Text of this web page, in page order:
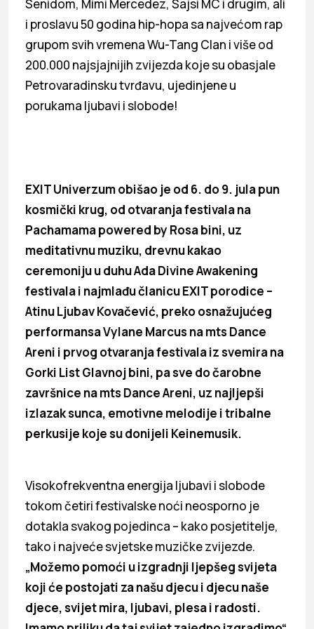
Senidom, Mimi Mercedez, Sajsi MC i drugim, ali
i proslavu 50 godina hip-hopa sa najvećom rap
grupom svih vremena Wu-Tang Clan i više od
200.000 najsjajnijih zvijezda koje su obasjale
Petrovaradinsku tvrđavu, ujedinjene u
porukama ljubavi i slobode!
EXIT Univerzum obišao je od 6. do 9. jula pun
kosmički krug, od otvaranja festivala na
Pachamama powered by Rosa bini, uz
meditativnu muziku, drevnu kakao
ceremoniju u duhu Ada Divine Awakening
festivala i najmlađu članicu EXIT porodice –
Atinu Ljubav Kovačević, preko osnažujućeg
performansa Vylane Marcus na mts Dance
Areni i prvog otvaranja festivala iz svemira na
Gorki List Glavnoj bini, pa sve do čarobne
završnice na mts Dance Areni, uz najljepši
izlazak sunca, emotivne melodije i tribalne
perkusije koje su donijeli Keinemusik.
Visokofrekventna energija ljubavi i slobode
tokom četiri festivalske noći neosporno je
dotakla svakog pojedinca – kako posjetitelje,
tako i najveće svjetske muzičke zvijezde.
„Možemo pomoći u izgradnji ljepšeg svijeta
koji će postojati za našu djecu i djecu naše
djece, svijet mira, ljubavi, plesa i radosti.